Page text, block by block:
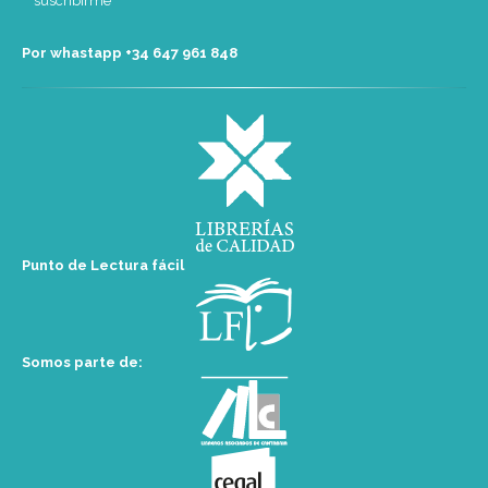
Por whastapp +34 ‭647 961 848‬
Punto de Lectura fácil
Somos parte de: